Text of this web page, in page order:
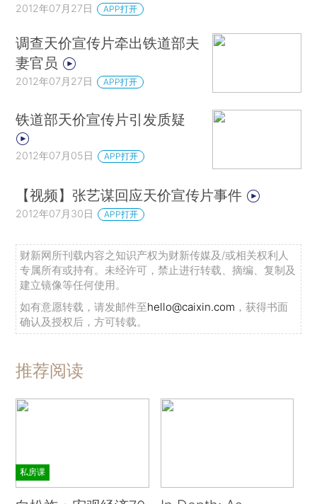
2012年07月27日 APP打开
调查天价宣传片牵出铁道部夫
妻官员
2012年07月27日 APP打开
铁道部天价宣传片引发质疑
2012年07月05日 APP打开
【视频】张艺谋回应天价宣传片事件
2012年07月30日 APP打开
财新网所刊载内容之知识产权为财新传媒及/或相关权利人
专属所有或持有。未经许可，禁止进行转载、摘编、复制及
建立镜像等任何使用。
如有意愿转载，请发邮件至hello@caixin.com ，获得书面
确认及授权后，方可转载。
推荐阅读
私房课